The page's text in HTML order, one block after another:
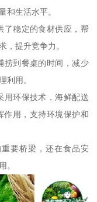
和生活水平。
了稳定的食材供应，帮
，提升竞争力。
捞到餐桌的时间，减少
利用。
用环保技术，海鲜配送
作用，支持环境保护和
要桥梁，还在食品安
。